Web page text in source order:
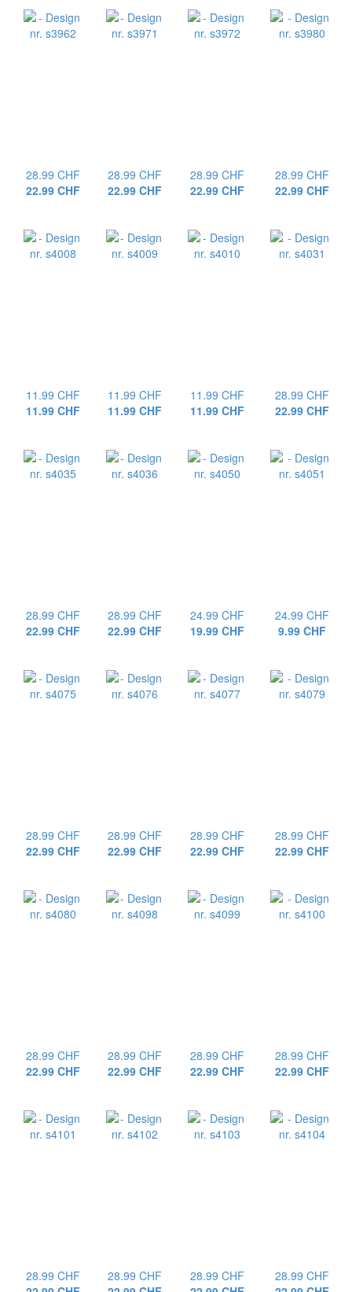
28.99 CHF
22.99 CHF
28.99 CHF
22.99 CHF
28.99 CHF
22.99 CHF
28.99 CHF
22.99 CHF
11.99 CHF
11.99 CHF
11.99 CHF
11.99 CHF
11.99 CHF
11.99 CHF
28.99 CHF
22.99 CHF
28.99 CHF
22.99 CHF
28.99 CHF
22.99 CHF
24.99 CHF
19.99 CHF
24.99 CHF
9.99 CHF
28.99 CHF
22.99 CHF
28.99 CHF
22.99 CHF
28.99 CHF
22.99 CHF
28.99 CHF
22.99 CHF
28.99 CHF
22.99 CHF
28.99 CHF
22.99 CHF
28.99 CHF
22.99 CHF
28.99 CHF
22.99 CHF
28.99 CHF
28.99 CHF
28.99 CHF
28.99 CHF